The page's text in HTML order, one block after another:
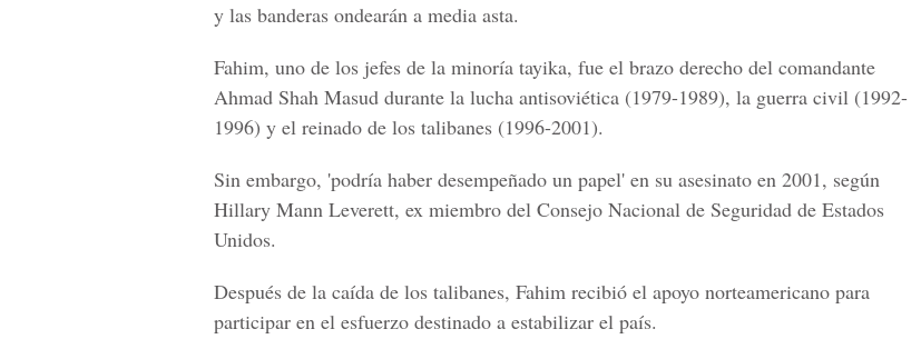
y las banderas ondearán a media asta.
Fahim, uno de los jefes de la minoría tayika, fue el brazo derecho del comandante
Ahmad Shah Masud durante la lucha antisoviética (1979-1989), la guerra civil (1992-
1996) y el reinado de los talibanes (1996-2001).
Sin embargo, 'podría haber desempeñado un papel' en su asesinato en 2001, según
Hillary Mann Leverett, ex miembro del Consejo Nacional de Seguridad de Estados
Unidos.
Después de la caída de los talibanes, Fahim recibió el apoyo norteamericano para
participar en el esfuerzo destinado a estabilizar el país.